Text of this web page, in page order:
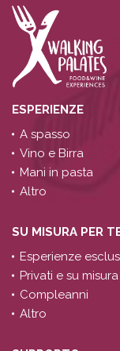
ESPERIENZE
A spasso
Vino e Birra
Mani in pasta
Altro
SU MISURA PER
Esperienze
Privati e su misura
Compleanni
Altro